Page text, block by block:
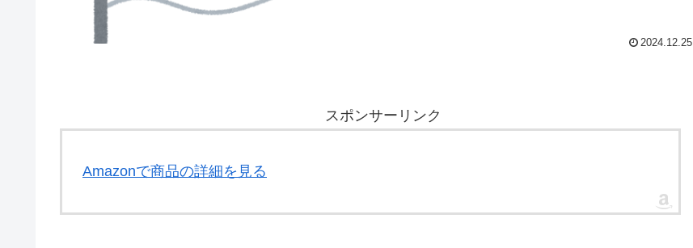
2024.12.25
スポンサーリンク
Amazonで商品の詳細を見る